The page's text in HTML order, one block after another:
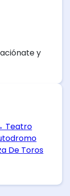
y
Teatro
De Toros